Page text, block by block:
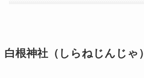
白根神社（しらねじんじゃ）